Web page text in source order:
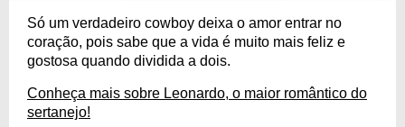
Só um verdadeiro cowboy deixa o amor entrar no
coração, pois sabe que a vida é muito mais feliz e
gostosa quando dividida a dois.
Conheça mais sobre Leonardo, o maior romântico do
sertanejo!